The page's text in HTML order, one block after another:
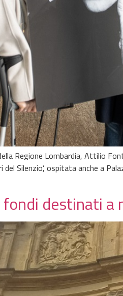
Regione Lombardia, Attilio
Silenzio’, ospitata anche a
destinati a